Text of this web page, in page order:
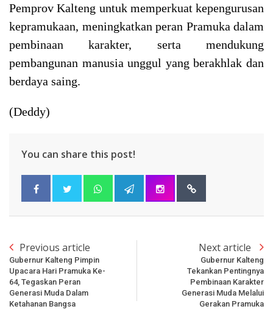
Pemprov Kalteng untuk memperkuat kepengurusan
kepramukaan, meningkatkan peran Pramuka dalam
pembinaan karakter, serta mendukung
pembangunan manusia unggul yang berakhlak dan
berdaya saing.
(Deddy)
You can share this post!
Previous article
Gubernur Kalteng Pimpin
Upacara Hari Pramuka Ke-
64, Tegaskan Peran
Generasi Muda Dalam
Ketahanan Bangsa
Next article
Gubernur Kalteng
Tekankan Pentingnya
Pembinaan Karakter
Generasi Muda Melalui
Gerakan Pramuka